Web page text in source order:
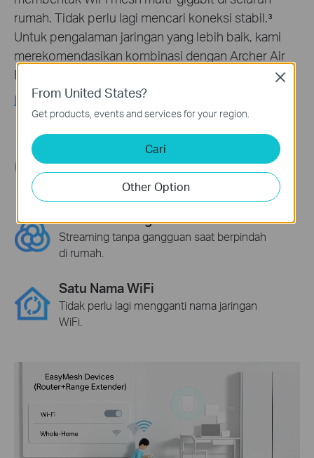
rumah. Tidak perlu lagi mencari koneksi stabil.³
Untuk pengalaman jaringan yang lebih baik, kami
merekomendasikan kombinasi dengan Archer Air
E5.
Learn more about EasyMesh
Penghilang Dead Zone WiFi
Hilangkan area sinyal lemah dengan
cakupan WiFi di seluruh rumah.
Smart Roaming
Streaming tanpa gangguan saat berpindah
di rumah.
Satu Nama WiFi
Tidak perlu lagi mengganti nama jaringan
WiFi.
From United States?
Get products, events and services for your region.
Cari
Other Option
Close